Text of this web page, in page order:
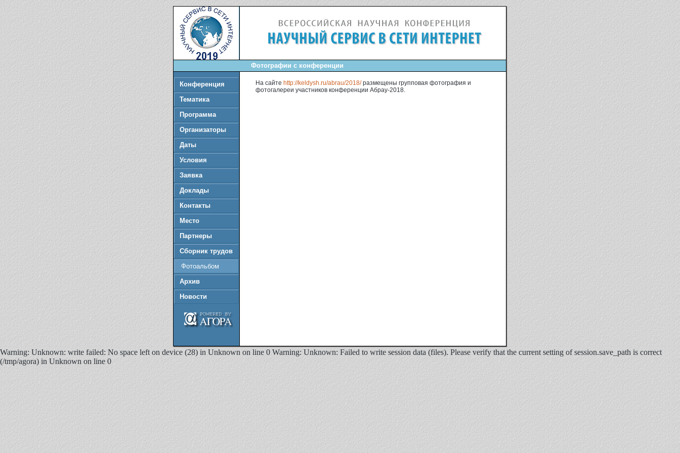
Конференция
Тематика
Программа
Организаторы
Даты
Условия
Заявка
Доклады
Контакты
Место
Партнеры
Сборник трудов
Фотоальбом
Архив
Новости
Фотографии с конференции
На сайте http://keldysh.ru/abrau/2018/размещены групповая фотография и
фотогалереи участников конференции Абрау-2018.
Warning: Unknown: write failed: No space left on device (28) in Unknown on line 0 Warning: Unknown: Failed to write session data (files). Please verify that the current setting of session.save_path is correct
(/tmp/agora) in Unknown on line 0